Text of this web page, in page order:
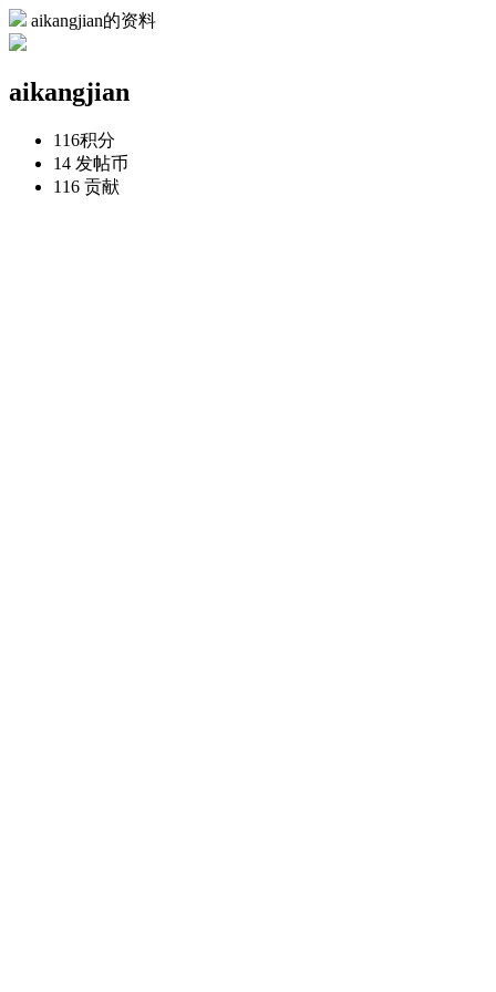
aikangjian的资料
aikangjian
116积分
14 发帖币
116 贡献